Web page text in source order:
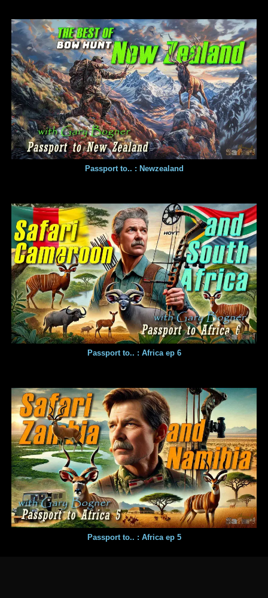
Passport to.. : Newzealand
Passport to.. : Africa ep 6
Passport to.. : Africa ep 5